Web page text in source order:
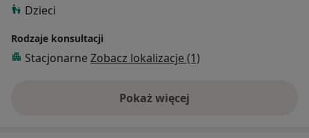
Dzieci
Rodzaje konsultacji
Stacjonarne Zobacz lokalizacje (1)
Pokaż więcejo doświadczeniu